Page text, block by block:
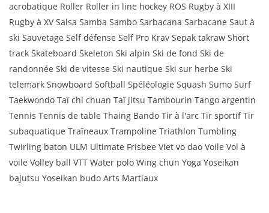
acrobatique Roller Roller in line hockey ROS Rugby à XIII
Rugby à XV Salsa Samba Sambo Sarbacana Sarbacane Saut à
ski Sauvetage Self défense Self Pro Krav Sepak takraw Short
track Skateboard Skeleton Ski alpin Ski de fond Ski de
randonnée Ski de vitesse Ski nautique Ski sur herbe Ski
telemark Snowboard Softball Spéléologie Squash Sumo Surf
Taekwondo Taï chi chuan Taï jitsu Tambourin Tango argentin
Tennis Tennis de table Thaing Bando Tir à l'arc Tir sportif Tir
subaquatique Traîneaux Trampoline Triathlon Tumbling
Twirling baton ULM Ultimate Frisbee Viet vo dao Voile Vol à
voile Volley ball VTT Water polo Wing chun Yoga Yoseikan
bajutsu Yoseikan budo Arts Martiaux